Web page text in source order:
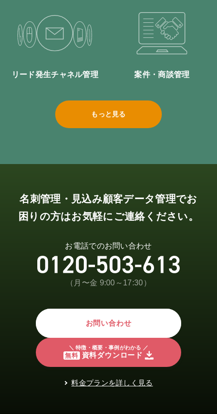
リード発生チャネル管理 案件・商談管理
もっと見る
名刺管理・見込み顧客データ管理でお
困りの方はお気軽にご連絡ください。
お電話でのお問い合わせ
（月〜金 9:00～17:30）
お問い合わせ
＼ 特徴・概要・事例がわかる ／
無料 資料ダウンロード
料金プランを詳しく見る